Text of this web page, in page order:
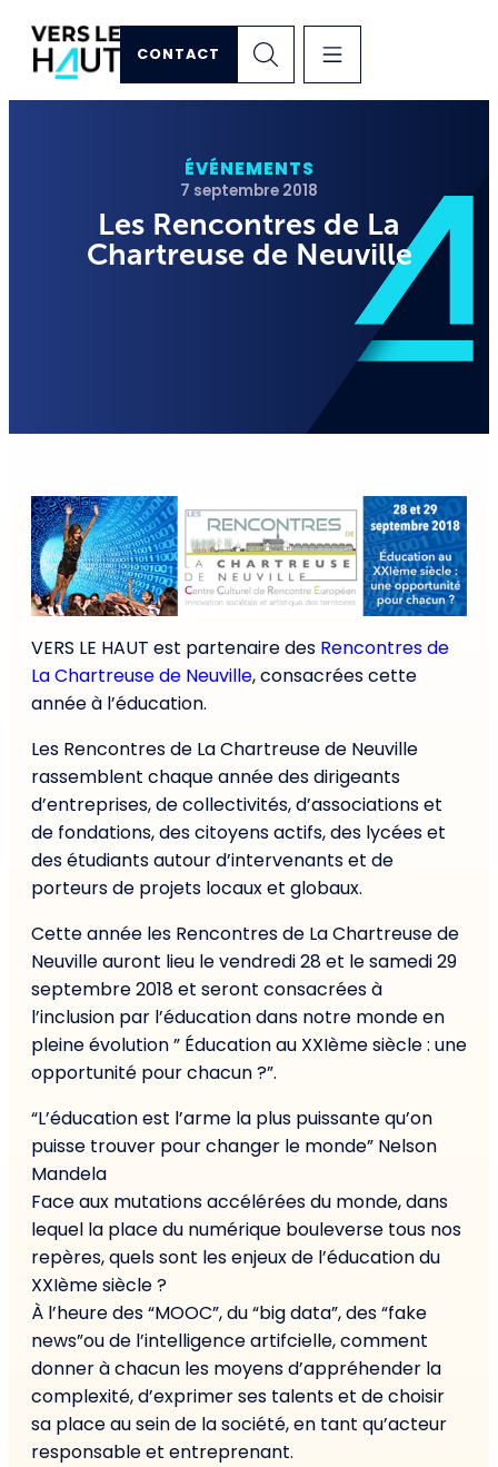
CONTACT
ÉVÉNEMENTS
7 septembre 2018
Les Rencontres de La
Chartreuse de Neuville
VERS LE HAUT est partenaire des Rencontres de
La Chartreuse de Neuville, consacrées cette
année à l’éducation.
Les Rencontres de La Chartreuse de Neuville
rassemblent chaque année des dirigeants
d’entreprises, de collectivités, d’associations et
de fondations, des citoyens actifs, des lycées et
des étudiants autour d’intervenants et de
porteurs de projets locaux et globaux.
Cette année les Rencontres de La Chartreuse de
Neuville auront lieu le vendredi 28 et le samedi 29
septembre 2018 et seront consacrées à
l’inclusion par l’éducation dans notre monde en
pleine évolution ” Éducation au XXIème siècle : une
opportunité pour chacun ?”.
“L’éducation est l’arme la plus puissante qu’on
puisse trouver pour changer le monde” Nelson
Mandela
Face aux mutations accélérées du monde, dans
lequel la place du numérique bouleverse tous nos
repères, quels sont les enjeux de l’éducation du
XXIème siècle ?
À l’heure des “MOOC”, du “big data”, des “fake
news”ou de l’intelligence artifcielle, comment
donner à chacun les moyens d’appréhender la
complexité, d’exprimer ses talents et de choisir
sa place au sein de la société, en tant qu’acteur
responsable et entreprenant.